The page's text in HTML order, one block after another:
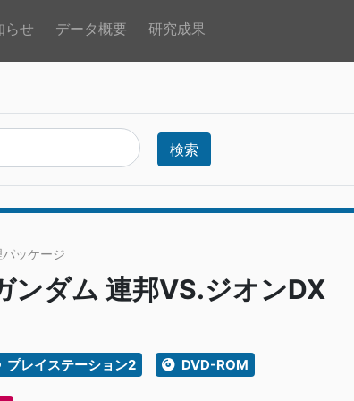
らせ データ概要 研究成果
検索
ッケージ
ンダム 連邦VS.ジオンDX
プレイステーション2 DVD-ROM